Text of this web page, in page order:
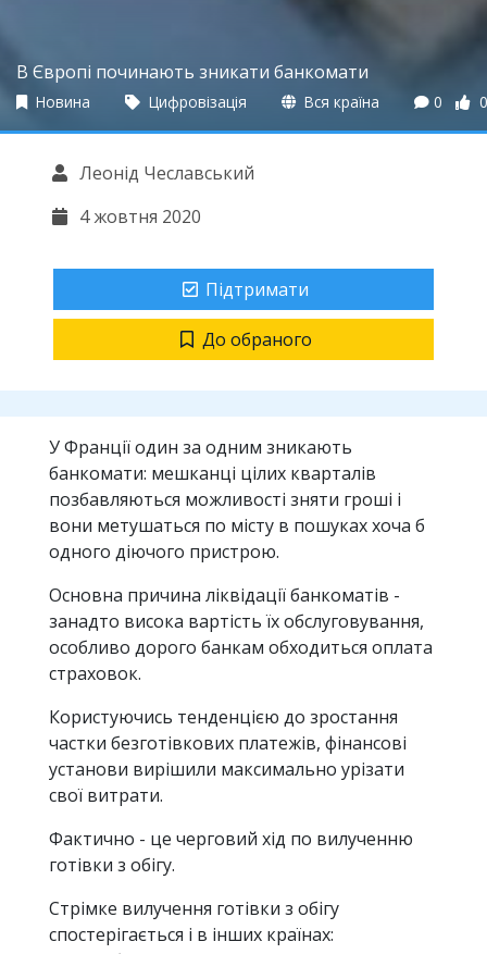
В Європі починають зникати банкомати
Новина Цифровізація Вся країна 0 0
Леонід Чеславський
4 жовтня 2020
Підтримати
До обраного
У Франції один за одним зникають
банкомати: мешканці цілих кварталів
позбавляються можливості зняти гроші і
вони метушаться по місту в пошуках хоча б
одного діючого пристрою.
Основна причина ліквідації банкоматів -
занадто висока вартість їх обслуговування,
особливо дорого банкам обходиться оплата
страховок.
Користуючись тенденцією до зростання
частки безготівкових платежів, фінансові
установи вирішили максимально урізати
свої витрати.
Фактично - це черговий хід по вилученню
готівки з обігу.
Стрімке вилучення готівки з обігу
спостерігається і в інших країнах: